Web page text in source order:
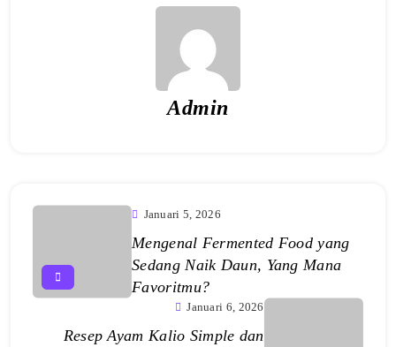
Admin
Januari 5, 2026
Mengenal Fermented Food yang
Sedang Naik Daun, Yang Mana
Favoritmu?
Januari 6, 2026
Resep Ayam Kalio Simple dan